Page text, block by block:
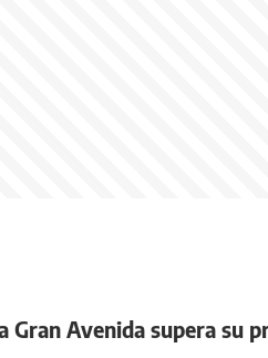
Gran Avenida supera su